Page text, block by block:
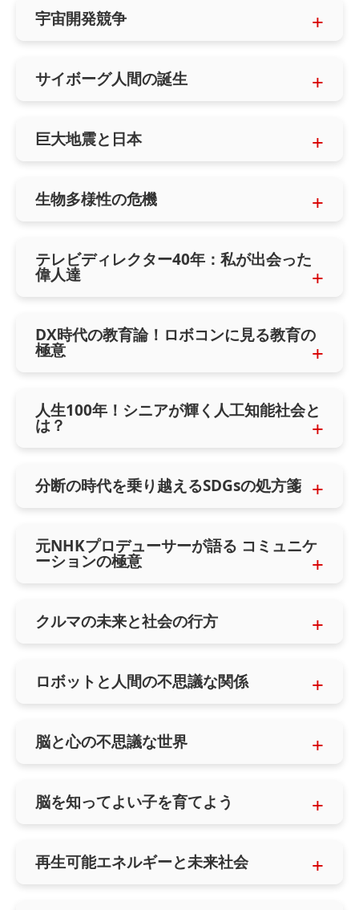
宇宙開発競争
サイボーグ人間の誕生
巨大地震と日本
生物多様性の危機
テレビディレクター40年：私が出会った
偉人達
DX時代の教育論！ロボコンに見る教育の
極意
人生100年！シニアが輝く人工知能社会と
は？
分断の時代を乗り越えるSDGsの処方箋
元NHKプロデューサーが語る コミュニケ
ーションの極意
クルマの未来と社会の行方
ロボットと人間の不思議な関係
脳と心の不思議な世界
脳を知ってよい子を育てよう
再生可能エネルギーと未来社会